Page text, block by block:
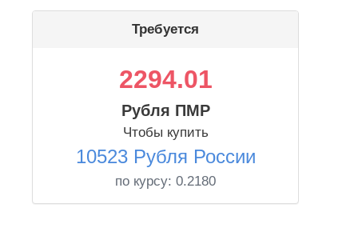
Требуется
2294.01
Рубля ПМР
Чтобы купить
10523 Рубля России
по курсу: 0.2180